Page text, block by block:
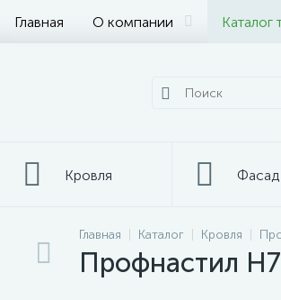
Главная О компании Каталог
Кровля Фасад
Металлопрокат
Главная Каталог Кровля
Профнастил